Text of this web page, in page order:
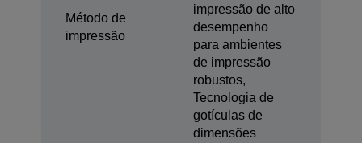
Método de
impressão
impressão de alto
desempenho
para ambientes
de impressão
robustos,
Tecnologia de
gotículas de
dimensões